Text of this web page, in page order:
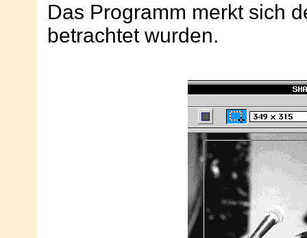
Das Programm merkt sich
betrachtet wurden.